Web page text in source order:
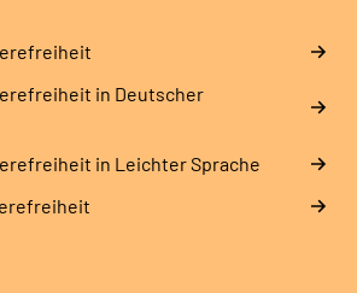
in Deutscher
in Leichter Sprache